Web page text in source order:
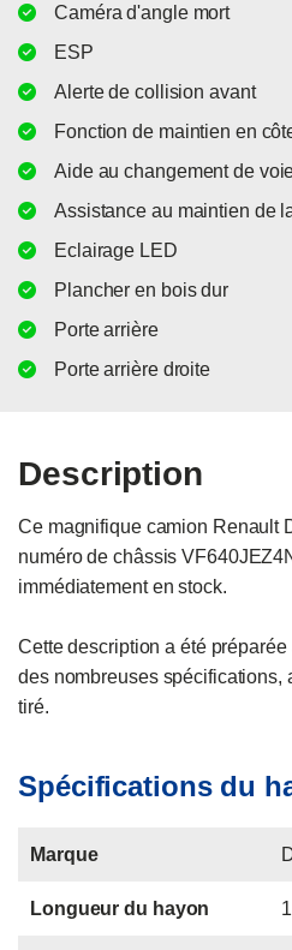
Caméra d'angle mort
ESP
Alerte de collision avant
Fonction de maintien en
Aide au changement de
Assistance au maintien de
Eclairage LED
Plancher en bois dur
Porte arrière
Porte arrière droite
Description
Ce magnifique camion Renault
numéro de châssis
immédiatement en stock.
Cette description a été
des nombreuses spécifications,
tiré.
Spécifications du
Marque
Longueur du hayon